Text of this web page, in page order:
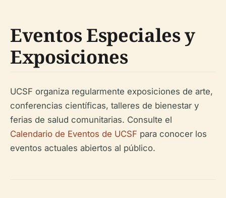
Eventos Especiales y
Exposiciones
UCSF organiza regularmente exposiciones de arte,
conferencias científicas, talleres de bienestar y
ferias de salud comunitarias. Consulte el
Calendario de Eventos de UCSF para conocer los
eventos actuales abiertos al público.